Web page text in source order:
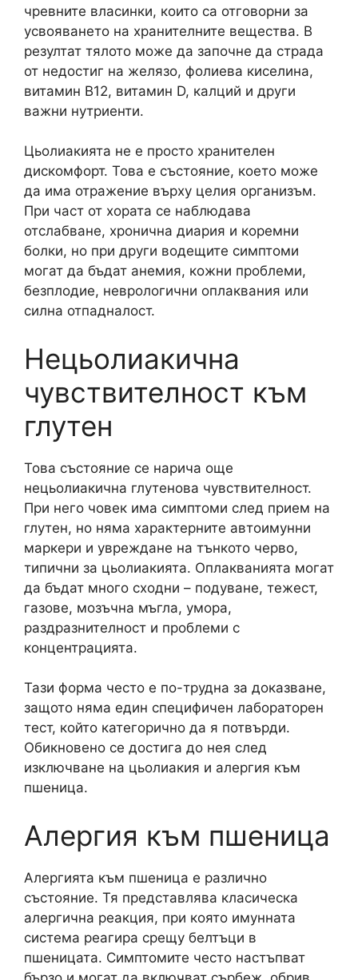
чревните власинки, които са отговорни за
усвояването на хранителните вещества. В
резултат тялото може да започне да страда
от недостиг на желязо, фолиева киселина,
витамин B12, витамин D, калций и други
важни нутриенти.
Цьолиакията не е просто хранителен
дискомфорт. Това е състояние, което може
да има отражение върху целия организъм.
При част от хората се наблюдава
отслабване, хронична диария и коремни
болки, но при други водещите симптоми
могат да бъдат анемия, кожни проблеми,
безплодие, неврологични оплаквания или
силна отпадналост.
Нецьолиакична
чувствителност към
глутен
Това състояние се нарича още
нецьолиакична глутенова чувствителност.
При него човек има симптоми след прием на
глутен, но няма характерните автоимунни
маркери и увреждане на тънкото черво,
типични за цьолиакията. Оплакванията могат
да бъдат много сходни – подуване, тежест,
газове, мозъчна мъгла, умора,
раздразнителност и проблеми с
концентрацията.
Тази форма често е по-трудна за доказване,
защото няма един специфичен лабораторен
тест, който категорично да я потвърди.
Обикновено се достига до нея след
изключване на цьолиакия и алергия към
пшеница.
Алергия към пшеница
Алергията към пшеница е различно
състояние. Тя представлява класическа
алергична реакция, при която имунната
система реагира срещу белтъци в
пшеницата. Симптомите често настъпват